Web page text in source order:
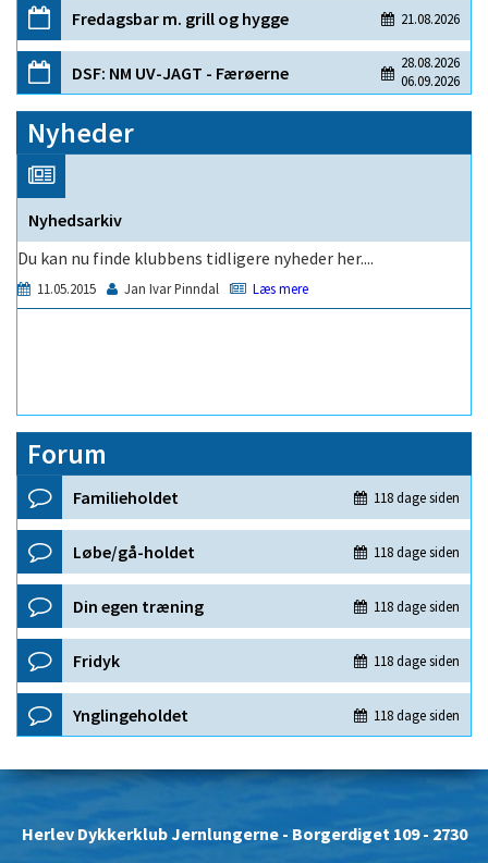
Nyheder
Forum
Herlev Dykkerklub Jernlungerne- Borgerdiget 109 - 2730